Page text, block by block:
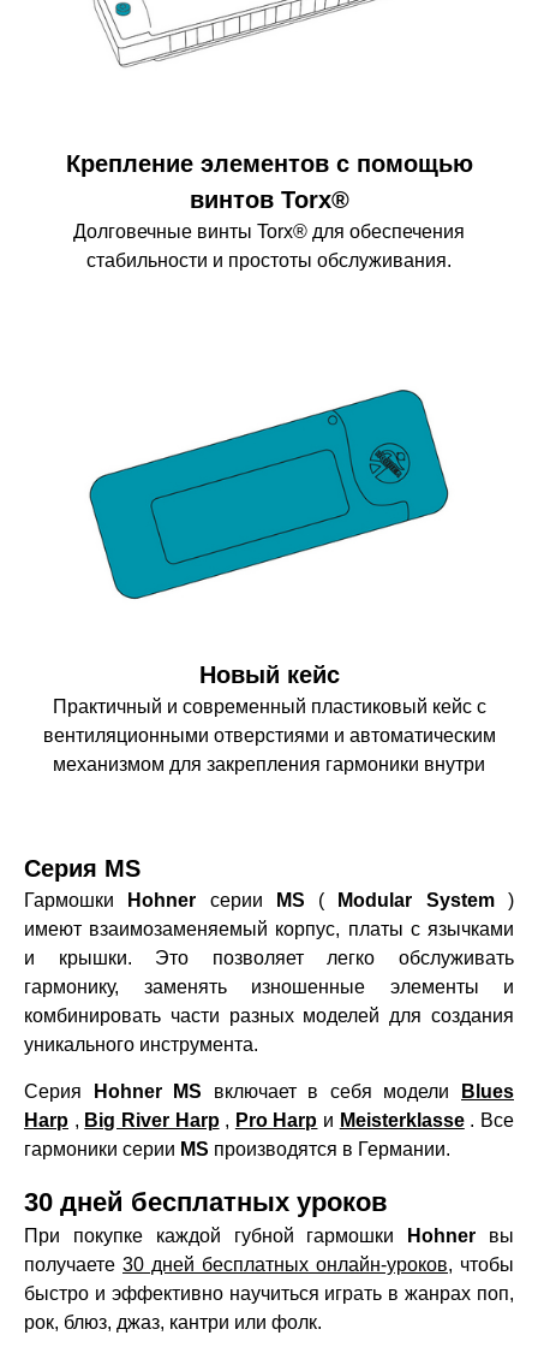
Крепление элементов с помощью
винтов Torx®
Долговечные винты Torx® для обеспечения
стабильности и простоты обслуживания.
Новый кейс
Практичный и современный пластиковый кейс с
вентиляционными отверстиями и автоматическим
механизмом для закрепления гармоники внутри
Серия MS
Гармошки Hohner серии MS ( Modular System)
имеют взаимозаменяемый корпус, платы с язычками
и крышки. Это позволяет легко обслуживать
гармонику, заменять изношенные элементы и
комбинировать части разных моделей для создания
уникального инструмента.
Серия Hohner MS включает в себя модели
Blues
Harp , Big River Harp, Pro Harp и Meisterklasse. Все
гармоники серии MS производятся в Германии.
30 дней бесплатных уроков
При покупке каждой губной гармошки Hohner вы
получаете 30 дней бесплатных онлайн-уроков, чтобы
быстро и эффективно научиться играть в жанрах поп,
рок, блюз, джаз, кантри или фолк.